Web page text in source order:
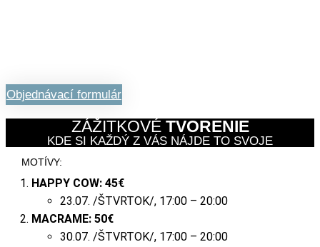
Objednávací formulár
ZÁŽITKOVÉ TVORENIE
KDE SI KAŽDÝ Z VÁS NÁJDE TO SVOJE
MOTÍVY:
HAPPY COW: 45€
23.07. /ŠTVRTOK/, 17:00 – 20:00
MACRAME: 50€
30.07. /ŠTVRTOK/, 17:00 – 20:00